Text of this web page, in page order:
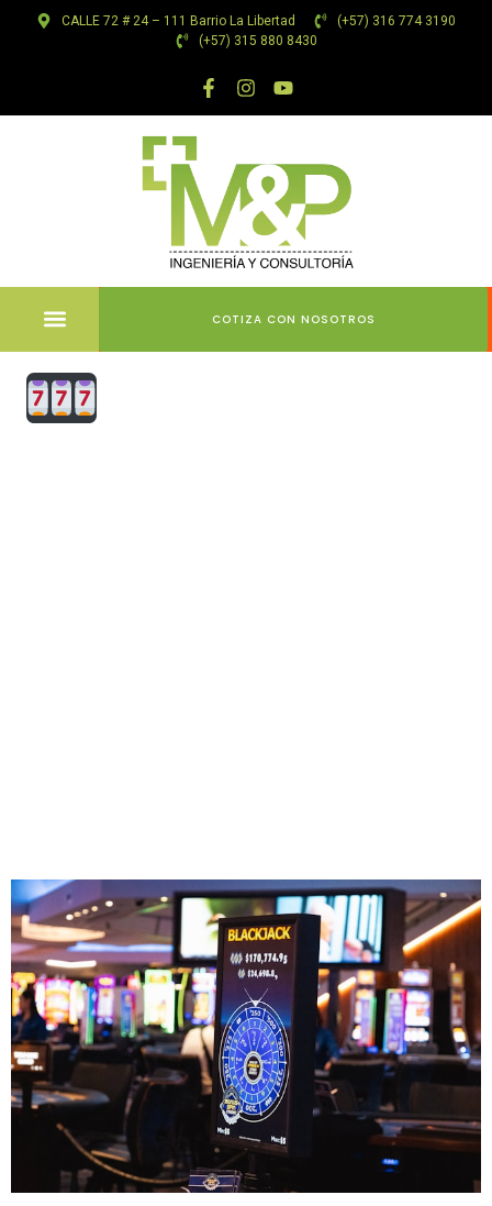
CALLE 72 # 24 – 111 Barrio La Libertad
(+57) 316 774 3190
(+57) 315 880 8430
COTIZA CON NOSOTROS